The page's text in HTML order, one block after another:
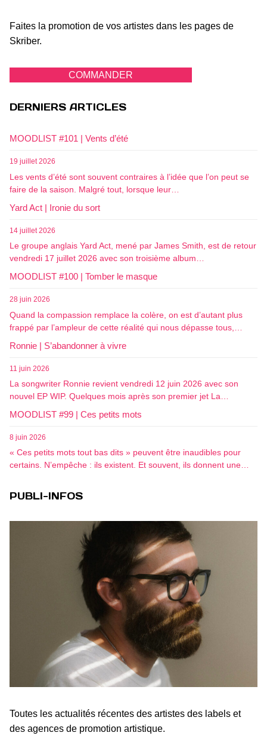
Faites la promotion de vos artistes dans les pages de
Skriber.
COMMANDER
DERNIERS ARTICLES
MOODLIST #101 | Vents d’été
19 juillet 2026
Les vents d’été sont souvent contraires à l’idée que l’on peut se
faire de la saison. Malgré tout, lorsque leur…
Yard Act | Ironie du sort
14 juillet 2026
Le groupe anglais Yard Act, mené par James Smith, est de retour
vendredi 17 juillet 2026 avec son troisième album…
MOODLIST #100 | Tomber le masque
28 juin 2026
Quand la compassion remplace la colère, on est d’autant plus
frappé par l’ampleur de cette réalité qui nous dépasse tous,…
Ronnie | S’abandonner à vivre
11 juin 2026
La songwriter Ronnie revient vendredi 12 juin 2026 avec son
nouvel EP WIP. Quelques mois après son premier jet La…
MOODLIST #99 | Ces petits mots
8 juin 2026
« Ces petits mots tout bas dits » peuvent être inaudibles pour
certains. N’empêche : ils existent. Et souvent, ils donnent une…
PUBLI-INFOS
Toutes les actualités récentes des artistes des labels et
des agences de promotion artistique.